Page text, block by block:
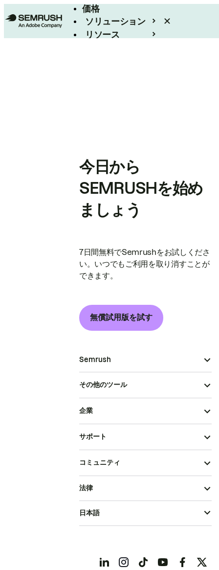
価格
ソリューション
リソース
今日から
SEMRUSHを始め
ましょう
7日間無料でSemrushをお試しくださ
い。いつでもご利用を取り消すことが
できます。
無償試用版を試す
Semrush
その他のツール
企業
サポート
コミュニティ
法律
日本語